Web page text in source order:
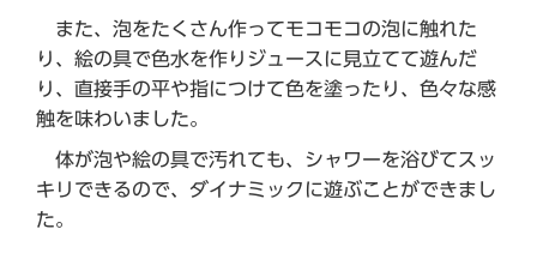
また、泡をたくさん作ってモコモコの泡に触れた
り、絵の具で色水を作りジュースに見立てて遊んだ
り、直接手の平や指につけて色を塗ったり、色々な感
触を味わいました。
体が泡や絵の具で汚れても、シャワーを浴びてスッ
キリできるので、ダイナミックに遊ぶことができまし
た。